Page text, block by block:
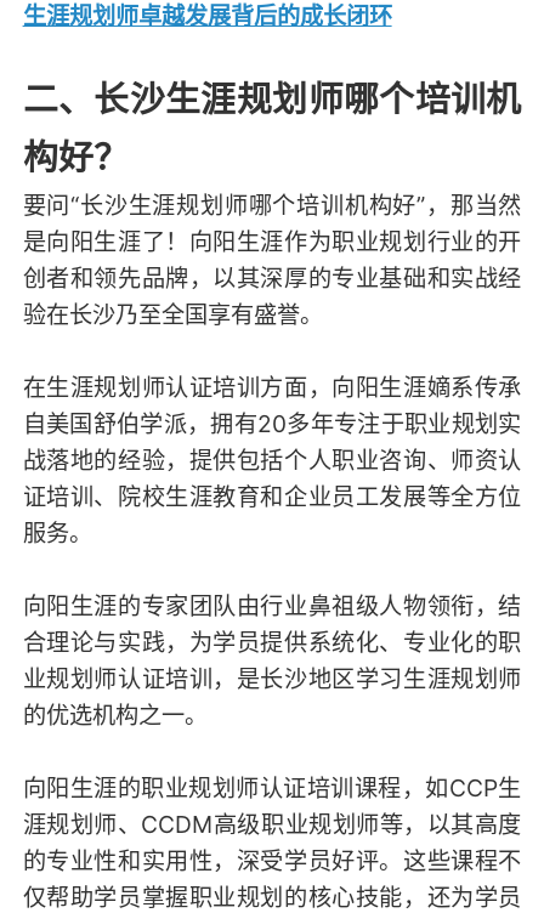
生涯规划师卓越发展背后的成长闭环
二、长沙生涯规划师哪个培训机
构好？
要问“长沙生涯规划师哪个培训机构好”，那当然
是向阳生涯了！向阳生涯作为职业规划行业的开
创者和领先品牌，以其深厚的专业基础和实战经
验在长沙乃至全国享有盛誉。
在生涯规划师认证培训方面，向阳生涯嫡系传承
自美国舒伯学派，拥有20多年专注于职业规划实
战落地的经验，提供包括个人职业咨询、师资认
证培训、院校生涯教育和企业员工发展等全方位
服务。
向阳生涯的专家团队由行业鼻祖级人物领衔，结
合理论与实践，为学员提供系统化、专业化的职
业规划师认证培训，是长沙地区学习生涯规划师
的优选机构之一。
向阳生涯的职业规划师认证培训课程，如CCP生
涯规划师、CCDM高级职业规划师等，以其高度
的专业性和实用性，深受学员好评。这些课程不
仅帮助学员掌握职业规划的核心技能，还为学员